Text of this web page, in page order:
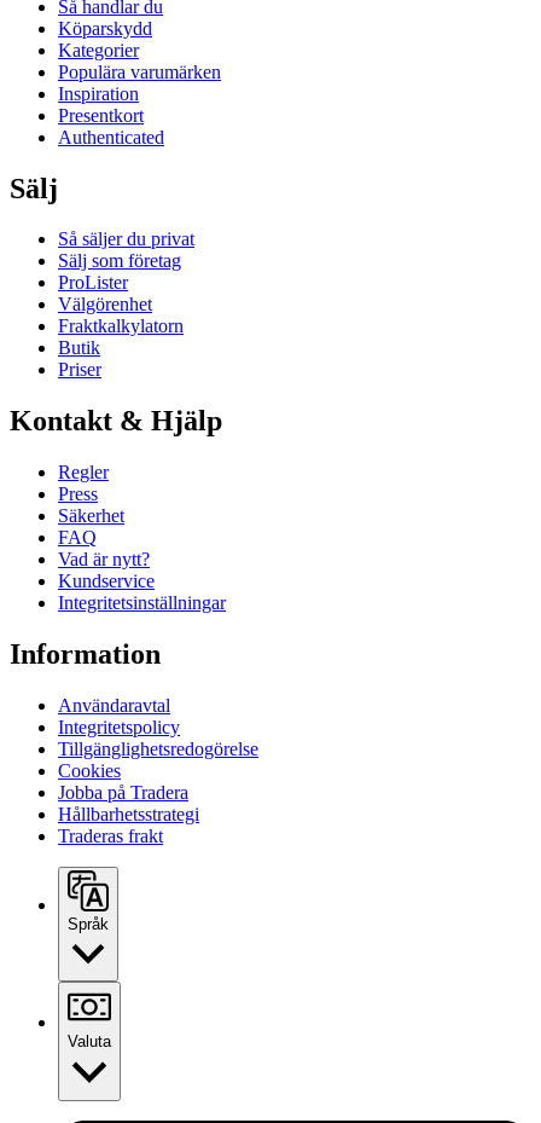
Så handlar du
Köparskydd
Kategorier
Populära varumärken
Inspiration
Presentkort
Authenticated
Sälj
Så säljer du privat
Sälj som företag
ProLister
Välgörenhet
Fraktkalkylatorn
Butik
Priser
Kontakt & Hjälp
Regler
Press
Säkerhet
FAQ
Vad är nytt?
Kundservice
Integritetsinställningar
Information
Användaravtal
Integritetspolicy
Tillgänglighetsredogörelse
Cookies
Jobba på Tradera
Hållbarhetsstrategi
Traderas frakt
Språk
Valuta